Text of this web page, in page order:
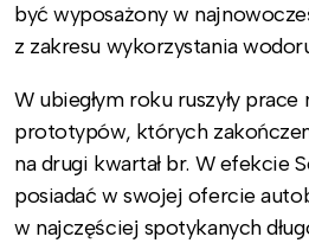
być wyposażony w
z zakresu wykorzystania
W ubiegłym roku ruszyły
prototypów, których
na drugi kwartał br. W efekcie
posiadać w swojej ofercie
w najczęściej spotykanych